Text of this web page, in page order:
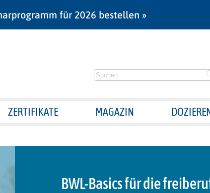
für 2026 bestellen »
ZERTIFIKATE MAGAZIN
BWL-Basics für die